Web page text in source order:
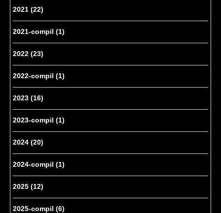
2021 (22)
2021-compil (1)
2022 (23)
2022-compil (1)
2023 (16)
2023-compil (1)
2024 (20)
2024-compil (1)
2025 (12)
2025-compil (6)